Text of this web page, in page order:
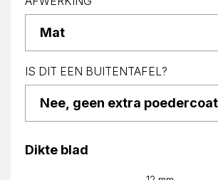
IS DIT EEN BUITENTAFEL?
Dikte blad